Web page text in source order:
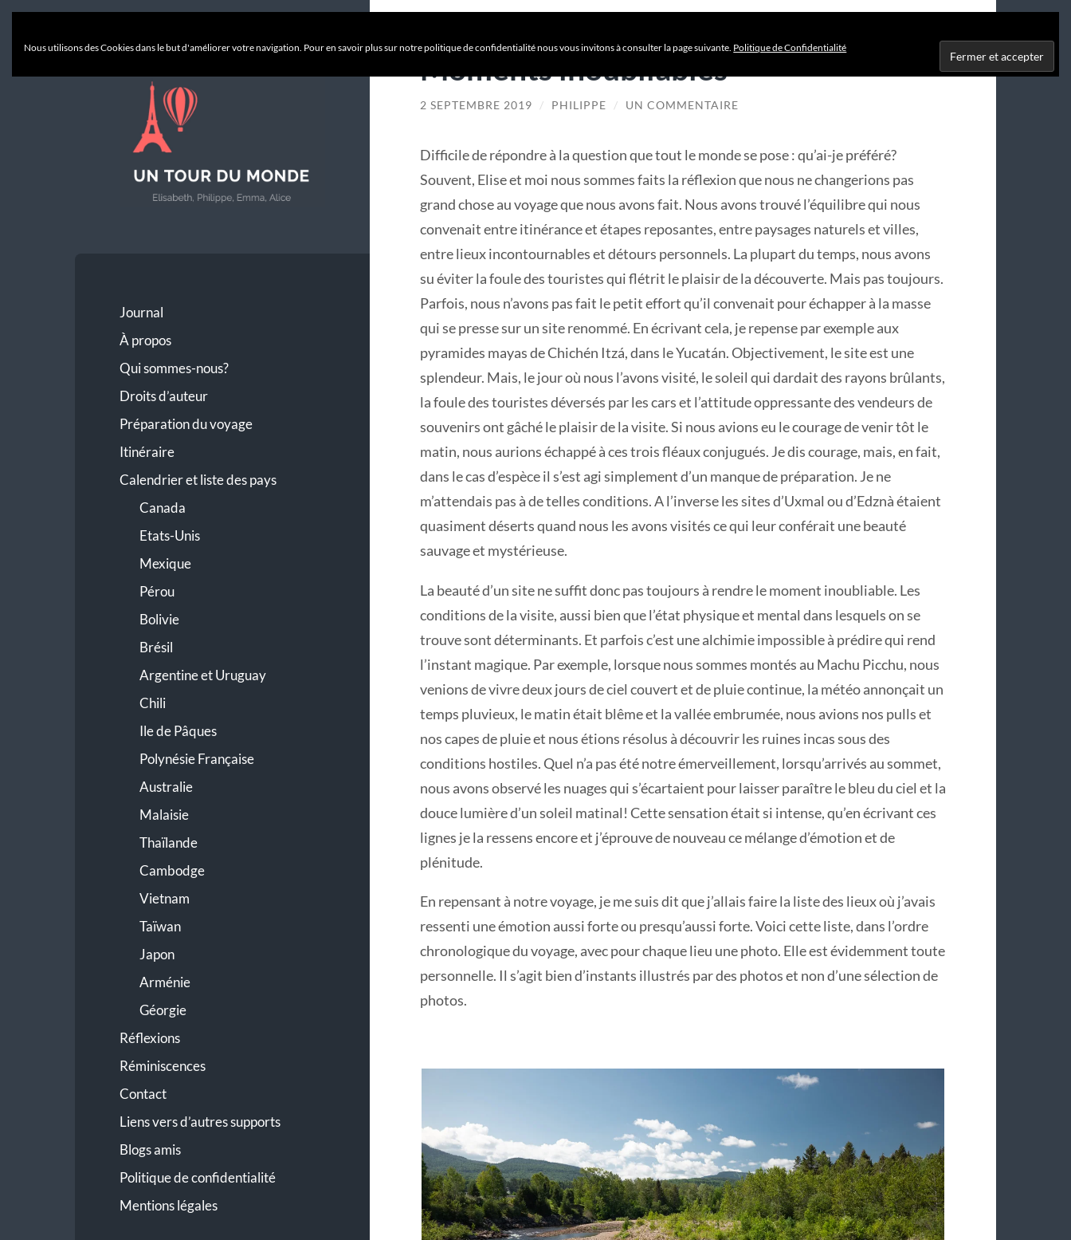
Journal
À propos
Qui sommes-nous?
Droits d’auteur
Préparation du voyage
Itinéraire
Calendrier et liste des pays
Canada
Etats-Unis
Mexique
Pérou
Bolivie
Brésil
Argentine et Uruguay
Chili
Ile de Pâques
Polynésie Française
Australie
Malaisie
Thaïlande
Cambodge
Vietnam
Taïwan
Japon
Arménie
Géorgie
Réflexions
Réminiscences
Contact
Liens vers d’autres supports
Blogs amis
Politique de confidentialité
Mentions légales
Moments inoubliables
2 SEPTEMBRE 2019 / PHILIPPE / UN COMMENTAIRE
Difficile de répondre à la question que tout le monde se pose : qu’ai-je préféré?
Souvent, Elise et moi nous sommes faits la réflexion que nous ne changerions pas
grand chose au voyage que nous avons fait. Nous avons trouvé l’équilibre qui nous
convenait entre itinérance et étapes reposantes, entre paysages naturels et villes,
entre lieux incontournables et détours personnels. La plupart du temps, nous avons
su éviter la foule des touristes qui flétrit le plaisir de la découverte. Mais pas toujours.
Parfois, nous n’avons pas fait le petit effort qu’il convenait pour échapper à la masse
qui se presse sur un site renommé. En écrivant cela, je repense par exemple aux
pyramides mayas de Chichén Itzá, dans le Yucatán. Objectivement, le site est une
splendeur. Mais, le jour où nous l’avons visité, le soleil qui dardait des rayons brûlants,
la foule des touristes déversés par les cars et l’attitude oppressante des vendeurs de
souvenirs ont gâché le plaisir de la visite. Si nous avions eu le courage de venir tôt le
matin, nous aurions échappé à ces trois fléaux conjugués. Je dis courage, mais, en fait,
dans le cas d’espèce il s’est agi simplement d’un manque de préparation. Je ne
m’attendais pas à de telles conditions. A l’inverse les sites d’Uxmal ou d’Edznà étaient
quasiment déserts quand nous les avons visités ce qui leur conférait une beauté
sauvage et mystérieuse.
La beauté d’un site ne suffit donc pas toujours à rendre le moment inoubliable. Les
conditions de la visite, aussi bien que l’état physique et mental dans lesquels on se
trouve sont déterminants. Et parfois c’est une alchimie impossible à prédire qui rend
l’instant magique. Par exemple, lorsque nous sommes montés au Machu Picchu, nous
venions de vivre deux jours de ciel couvert et de pluie continue, la météo annonçait un
temps pluvieux, le matin était blême et la vallée embrumée, nous avions nos pulls et
nos capes de pluie et nous étions résolus à découvrir les ruines incas sous des
conditions hostiles. Quel n’a pas été notre émerveillement, lorsqu’arrivés au sommet,
nous avons observé les nuages qui s’écartaient pour laisser paraître le bleu du ciel et la
douce lumière d’un soleil matinal! Cette sensation était si intense, qu’en écrivant ces
lignes je la ressens encore et j’éprouve de nouveau ce mélange d’émotion et de
plénitude.
En repensant à notre voyage, je me suis dit que j’allais faire la liste des lieux où j’avais
ressenti une émotion aussi forte ou presqu’aussi forte. Voici cette liste, dans l’ordre
chronologique du voyage, avec pour chaque lieu une photo. Elle est évidemment toute
personnelle. Il s’agit bien d’instants illustrés par des photos et non d’une sélection de
photos.
Nous utilisons des Cookies dans le but d'améliorer votre navigation. Pour en savoir plus sur notre politique de confidentialité nous vous invitons à consulter la page suivante. Politique de Confidentialité